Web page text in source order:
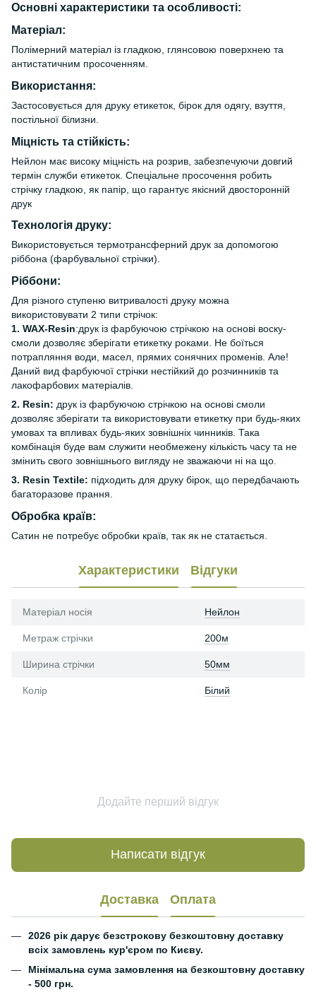
Основні характеристики та особливості:
Матеріал:
Полімерний матеріал із гладкою, глянсовою поверхнею та
антистатичним просоченням.
Використання:
Застосовується для друку етикеток, бірок для одягу, взуття,
постільної білизни.
Міцність та стійкість:
Нейлон має високу міцність на розрив, забезпечуючи довгий
термін служби етикеток. Спеціальне просочення робить
стрічку гладкою, як папір, що гарантує якісний двосторонній
друк
Технологія друку:
Використовується термотрансферний друк за допомогою
ріббона (фарбувальної стрічки).
Ріббони:
Для різного ступеню витривалості друку можна
використовувати 2 типи стрічок:
1. WAX-Resin:друк із фарбуючою стрічкою на основі воску-
смоли дозволяє зберігати етикетку роками. Не боїться
потрапляння води, масел, прямих сонячних променів. Але!
Даний вид фарбуючої стрічки нестійкий до розчинників та
лакофарбових матеріалів.
2. Resin: друк із фарбуючою стрічкою на основі смоли
дозволяє зберігати та використовувати етикетку при будь-яких
умовах та впливах будь-яких зовнішніх чинників. Така
комбінація буде вам служити необмежену кількість часу та не
змінить свого зовнішнього вигляду не зважаючи ні на що.
3. Resin Textile: підходить для друку бірок, що передбачають
багаторазове прання.
Обробка країв:
Сатин не потребує обробки країв, так як не статається.
Характеристики Відгуки
Матеріал носія Нейлон
Метраж стрічки 200м
Ширина стрічки 50мм
Колір Білий
Додайте перший відгук
Написати відгук
Доставка Оплата
2026 рік дарує безстрокову безкоштовну доставку
всіх замовлень кур'єром по Києву.
Мінімальна сума замовлення на безкоштовну доставку
- 500 грн.